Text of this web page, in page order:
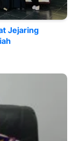
Jejaring